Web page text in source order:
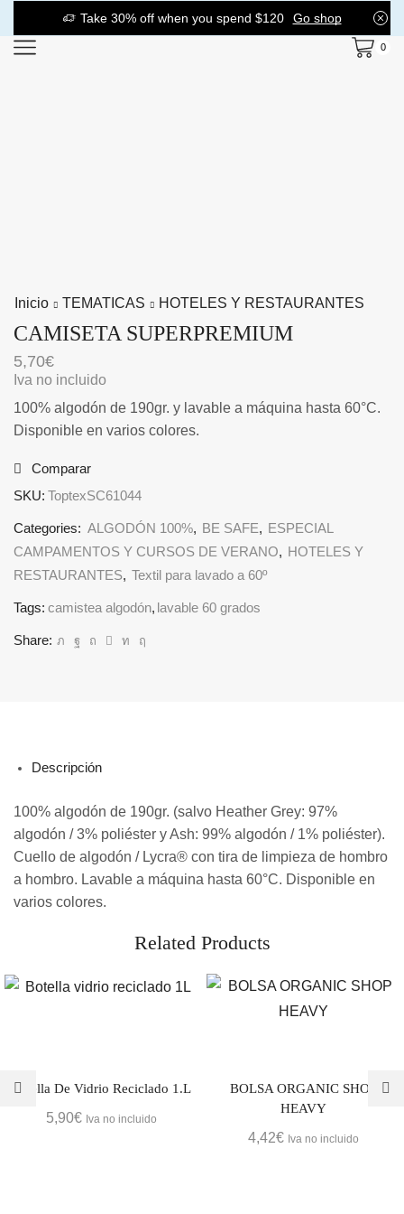
Take 30% off when you spend $120 Go shop
0
Inicio TEMATICAS HOTELES Y RESTAURANTES
CAMISETA SUPERPREMIUM
5,70€
Iva no incluido
100% algodón de 190gr. y lavable a máquina hasta 60°C.
Disponible en varios colores.
Comparar
SKU: ToptexSC61044
Categories: ALGODÓN 100%, BE SAFE, ESPECIAL
CAMPAMENTOS Y CURSOS DE VERANO, HOTELES Y
RESTAURANTES, Textil para lavado a 60º
Tags: camistea algodón, lavable 60 grados
Share:
Descripción
100% algodón de 190gr. (salvo Heather Grey: 97%
algodón / 3% poliéster y Ash: 99% algodón / 1% poliéster).
Cuello de algodón / Lycra® con tira de limpieza de hombro
a hombro. Lavable a máquina hasta 60°C. Disponible en
varios colores.
Related Products
Botella De Vidrio Reciclado 1.L
5,90€ Iva no incluido
BOLSA ORGANIC SHOP
HEAVY
4,42€ Iva no incluido